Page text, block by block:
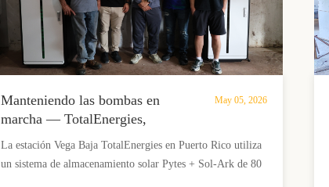
May 05, 2026
Manteniendo las bombas en
marcha — TotalEnergies,
Pugnado Adentro
La estación Vega Baja TotalEnergies en Puerto Rico utiliza
un sistema de almacenamiento solar Pytes + Sol-Ark de 80